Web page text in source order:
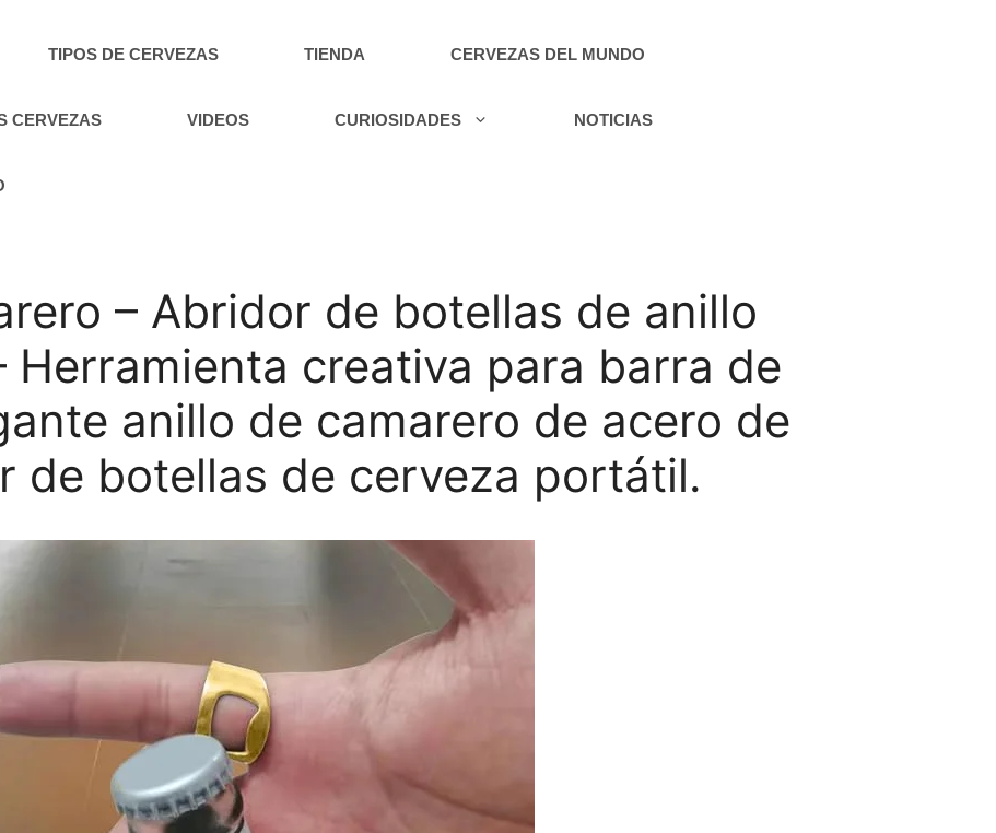
TIPOS DE CERVEZAS TIENDA CERVEZAS DEL MUNDO
CERVEZAS VIDEOS CURIOSIDADES NOTICIAS
– Abridor de botellas de anillo
Herramienta creativa para barra de
anillo de camarero de acero de
de botellas de cerveza portátil.